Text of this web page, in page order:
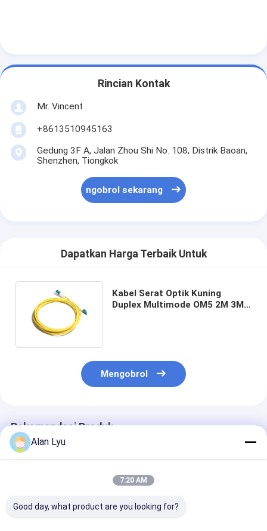
Rincian Kontak
Mr. Vincent
+8613510945163
Gedung 3F A, Jalan Zhou Shi No. 108, Distrik Baoan,
Shenzhen, Tiongkok
ngobrol sekarang
Dapatkan Harga Terbaik Untuk
Kabel Serat Optik Kuning
Duplex Multimode OM5 2M 3M
Mengobrol
Rekomendasi Produk
Alan Lyu
7:20 AM
Good day, what product are you looking for?